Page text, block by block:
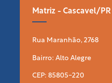
Matriz - Cascavel/PR
Rua Maranhão, 2768
Bairro: Alto Alegre
CEP: 85805-220